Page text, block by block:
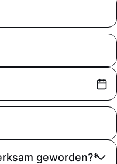
geworden?*